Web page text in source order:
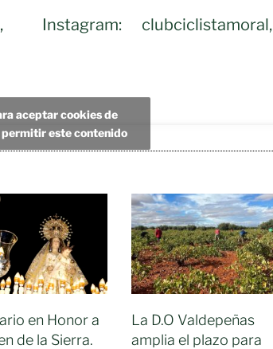
, Instagram: clubciclistamoral,
aceptar cookies de
este contenido
en Honor a
de la Sierra.
La D.O Valdepeñas
amplia el plazo para